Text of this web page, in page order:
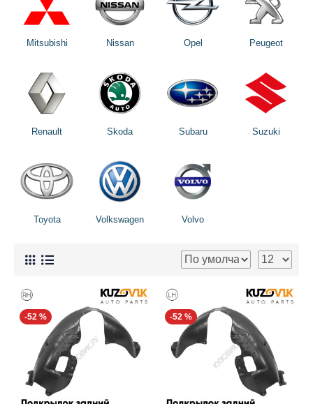
Mitsubishi Nissan Opel Peugeot
Renault Skoda Subaru Suzuki
Toyota Volkswagen Volvo
-52 % -52 %